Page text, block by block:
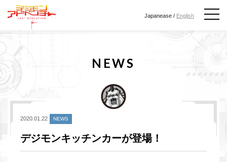
Japanease / English
NEWS
2020.01.22 NEWS
デジモンキッチンカーが登場！